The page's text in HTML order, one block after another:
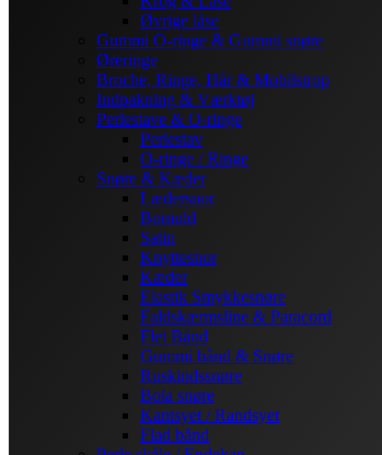
Øvrige låse
Gummi O-ringe & Gummi snøre
Øreringe
Broche, Ringe, Hår & Mobilstrop
Indpakning & Værktøj
Perlestave & O-ringe
Perlestav
O-ringe / Ringe
Snøre & Kæder
Lædersnor
Bomuld
Satin
Knyttesnor
Kæder
Elastik Smykkesnøre
Faldskærmsline & Paracord
Flet Bånd
Gummi bånd & Snøre
Ruskindssnøre
Bola snøre
Kantsyet / Randsyet
Flad bånd